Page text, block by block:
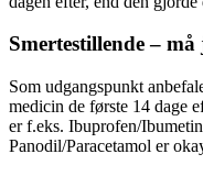
Smertestillende –
Som udgangspunkt
medicin de første 14 dage
er f.eks. Ibuprofen/
Panodil/Paracetamol er